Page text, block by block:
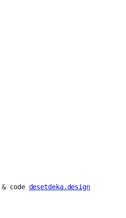
code desetdeka.design